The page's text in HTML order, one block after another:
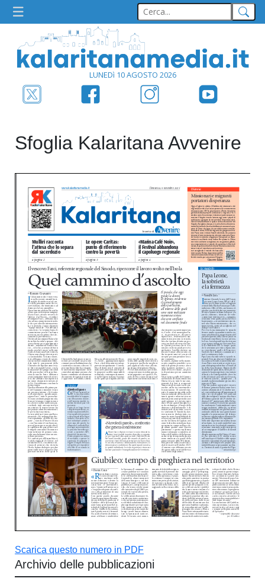
LUNEDì 10 AGOSTO 2026
Sfoglia Kalaritana Avvenire
Scarica questo numero in PDF
Archivio delle pubblicazioni